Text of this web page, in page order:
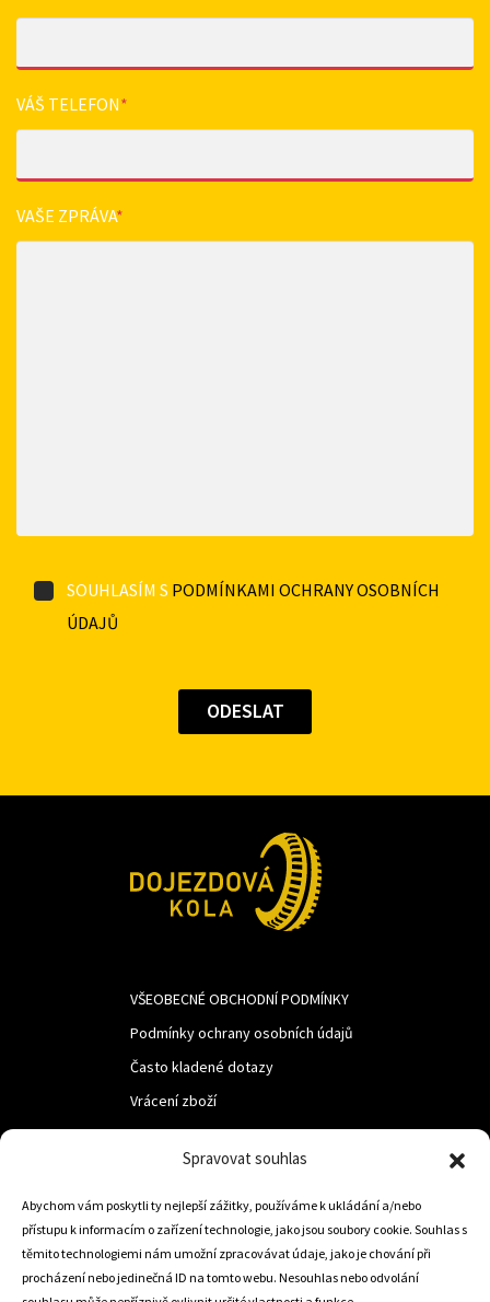
Spravovat souhlas
Abychom vám poskytli ty nejlepší zážitky, používáme k ukládání a/nebo
přístupu k informacím o zařízení technologie, jako jsou soubory cookie. Souhlas s
těmito technologiemi nám umožní zpracovávat údaje, jako je chování při
procházení nebo jedinečná ID na tomto webu. Nesouhlas nebo odvolání
VÁŠ TELEFON*
VAŠE ZPRÁVA*
SOUHLASÍM S PODMÍNKAMI OCHRANY OSOBNÍCH
ÚDAJŮ
VŠEOBECNÉ OBCHODNÍ PODMÍNKY
Podmínky ochrany osobních údajů
Často kladené dotazy
Vrácení zboží
LUF s.r.o.
Nám. M.R.Štefanika 518,
Trstená 02801